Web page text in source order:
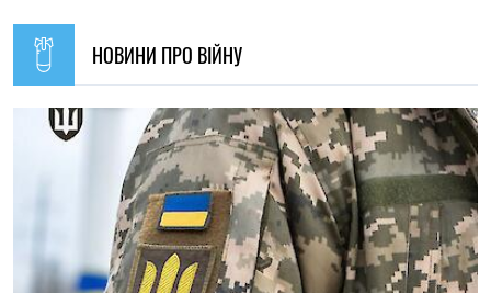
11:59, 07.08.2026
Матеріальна допомога військовим у 2026 році: як
отримати виплату на соціально-побутові потреби
Ірина Де Люсто